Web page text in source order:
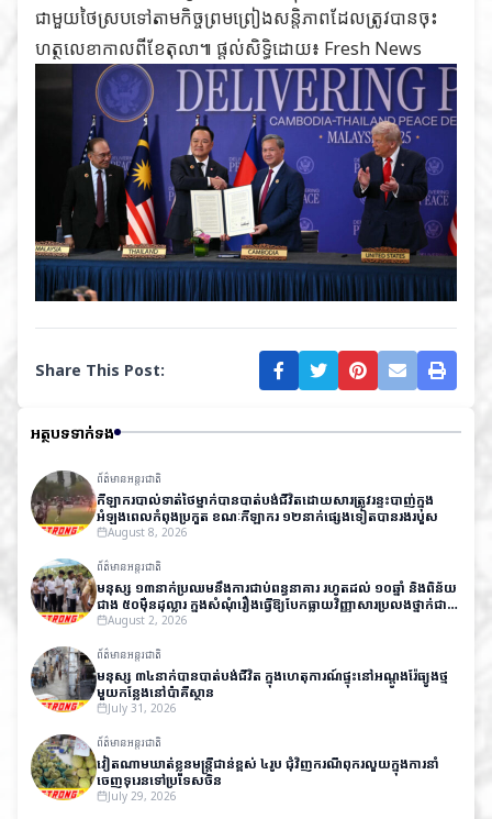
ជាមួយថៃស្របទៅតាមកិច្ចព្រមព្រៀងសន្តិភាពដែលត្រូវបានចុះ
ហត្ថលេខាកាលពីខែតុលា៕ ផ្ដល់សិទ្ធិដោយ៖ Fresh News
Share This Post:
អត្ថបទទាក់ទង
ព័ត៌មានអន្តរជាតិ
កីឡាករបាល់ទាត់ថៃម្នាក់បានបាត់បង់ជីវិតដោយសារត្រូវរន្ទះបាញ់ក្នុង
អំឡុងពេលកំពុងប្រកួត ខណៈកីឡាករ ១២នាក់ផ្សេងទៀតបានរងរបួស
August 8, 2026
ព័ត៌មានអន្តរជាតិ
មនុស្ស ១៣នាក់ប្រឈមនឹងការជាប់ពន្ធនាគារ រហូតដល់ ១០ឆ្នាំ និងពិន័យ
ជាង ៥០ម៉ឺនដុល្លារ ក្នុងសំណុំរឿងធ្វើឱ្យបែកធ្លាយវិញ្ញាសារប្រលងថ្នាក់ជាតិ
នៅឥណ្ឌា
August 2, 2026
ព័ត៌មានអន្តរជាតិ
មនុស្ស ៣៤នាក់បានបាត់បង់ជីវិត ក្នុងហេតុការណ៍ផ្ទុះនៅអណ្តូងរ៉ែធ្យូងថ្ម
មួយកន្លែងនៅប៉ាគីស្ថាន
July 31, 2026
ព័ត៌មានអន្តរជាតិ
វៀតណាមឃាត់ខ្លួនមន្ត្រីជាន់ខ្ពស់ ៤រូប ជុំវិញករណីពុករលួយក្នុងការនាំ
ចេញទុរេនទៅប្រទេសចិន
July 29, 2026